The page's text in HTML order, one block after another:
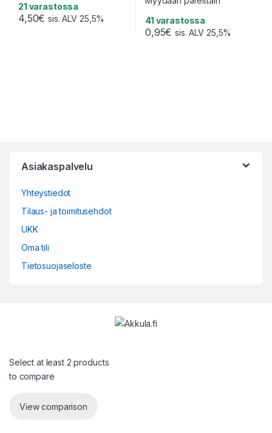
21 varastossa
4,50€ sis. ALV 25,5% 41 varastossa
0,95€ sis. ALV 25,5%
Asiakaspalvelu
Yhteystiedot
Tilaus- ja toimitusehdot
UKK
Oma tili
Tietosuojaseloste
Select at least 2 products
to compare
View comparison